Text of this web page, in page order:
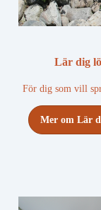
Lär dig
För dig som vill
Mer om Lär